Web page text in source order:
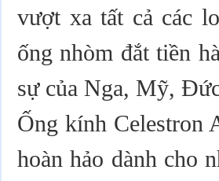
vượt xa tất cả các
ống nhòm đắt tiền
sự của Nga, Mỹ,
Ống kính Celestron
hoàn hảo dành cho